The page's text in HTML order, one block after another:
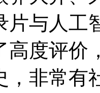
片与人工
高度评价
，非常有